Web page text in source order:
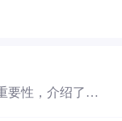
要性，介绍了通